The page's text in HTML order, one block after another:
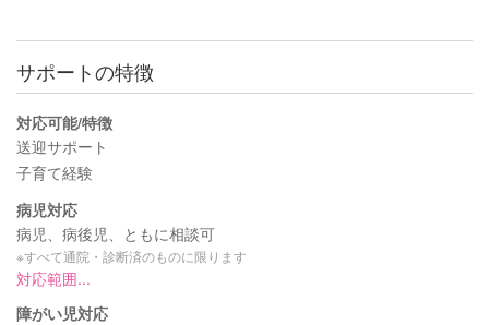
サポートの特徴
対応可能/特徴
送迎サポート
子育て経験
病児対応
病児、病後児、ともに相談可
※すべて通院・診断済のものに限ります
対応範囲...
障がい児対応